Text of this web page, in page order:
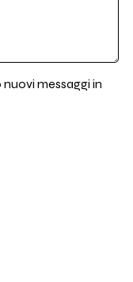
messaggi in